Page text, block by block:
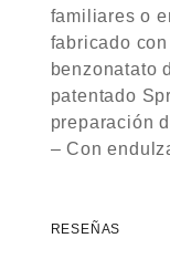
familiares o
fabricado
benzonatato
patentado
preparación
– Con
RESEÑAS